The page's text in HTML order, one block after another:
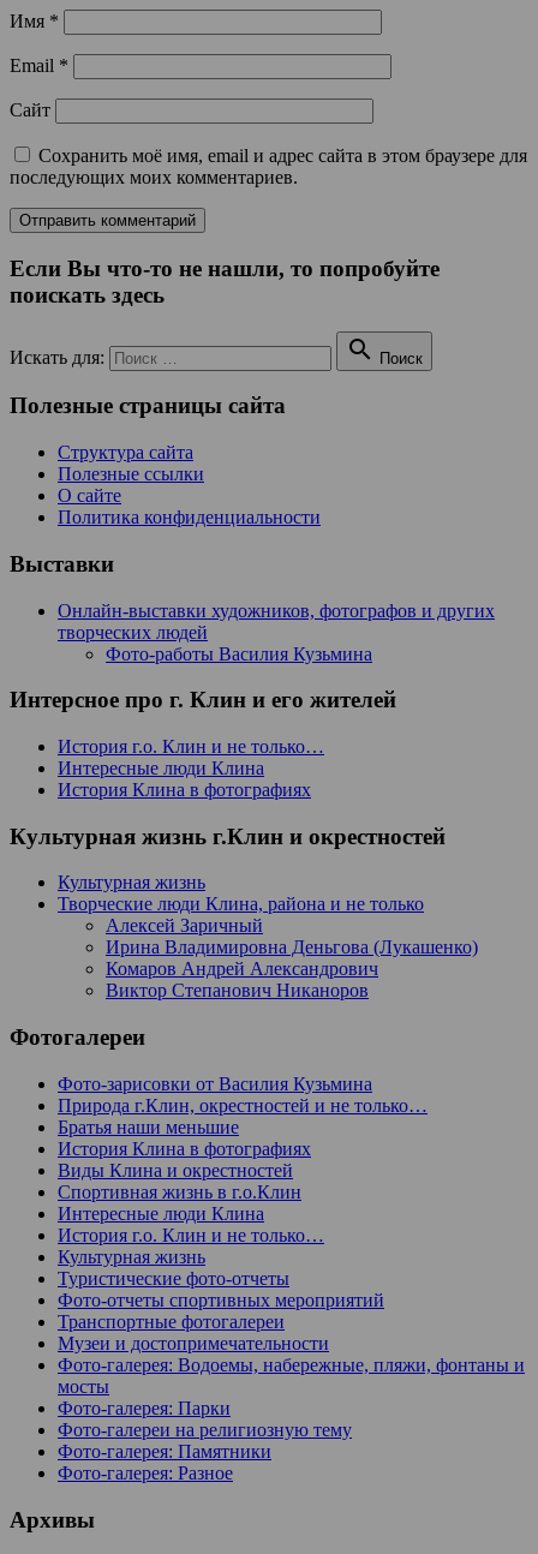
Имя *
Email *
Сайт
Сохранить моё имя, email и адрес сайта в этом браузере для
последующих моих комментариев.
Если Вы что-то не нашли, то попробуйте
поискать здесь
Искать для:  Поиск
Полезные страницы сайта
Структура сайта
Полезные ссылки
О сайте
Политика конфиденциальности
Выставки
Онлайн-выставки художников, фотографов и других
творческих людей
Фото-работы Василия Кузьмина
Интерсное про г. Клин и его жителей
История г.о. Клин и не только…
Интересные люди Клина
История Клина в фотографиях
Культурная жизнь г.Клин и окрестностей
Культурная жизнь
Творческие люди Клина, района и не только
Алексей Заричный
Ирина Владимировна Деньгова (Лукашенко)
Комаров Андрей Александрович
Виктор Степанович Никаноров
Фотогалереи
Фото-зарисовки от Василия Кузьмина
Природа г.Клин, окрестностей и не только…
Братья наши меньшие
История Клина в фотографиях
Виды Клина и окрестностей
Спортивная жизнь в г.о.Клин
Интересные люди Клина
История г.о. Клин и не только…
Культурная жизнь
Туристические фото-отчеты
Фото-отчеты спортивных мероприятий
Транспортные фотогалереи
Музеи и достопримечательности
Фото-галерея: Водоемы, набережные, пляжи, фонтаны и
мосты
Фото-галерея: Парки
Фото-галереи на религиозную тему
Фото-галерея: Памятники
Фото-галерея: Разное
Архивы